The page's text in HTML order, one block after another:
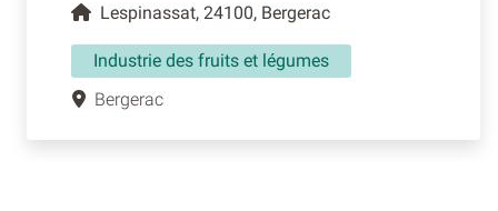
Lespinassat, 24100, Bergerac
Industrie des fruits et légumes
Bergerac